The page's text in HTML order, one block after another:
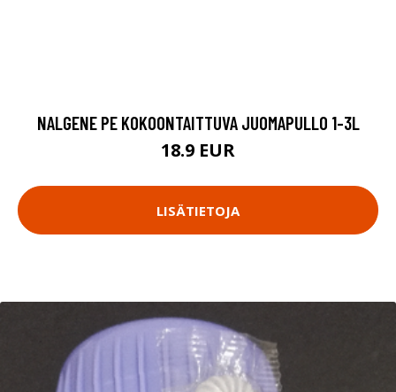
NALGENE PE KOKOONTAITTUVA JUOMAPULLO 1-3L
18.9 EUR
LISÄTIETOJA